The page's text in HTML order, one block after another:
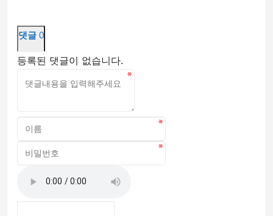
댓글 0
등록된 댓글이 없습니다.